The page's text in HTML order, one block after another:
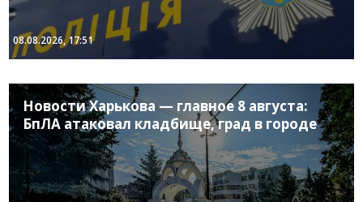
08.08.2026, 17:51
Новости Харькова — главное 8 августа:
БпЛА атаковал кладбище, град в городе